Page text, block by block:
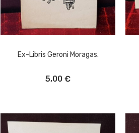
Ex-Libris Geroni Moragas.
5,00 €